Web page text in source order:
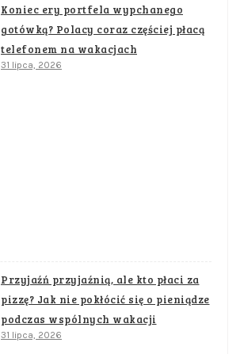
Koniec ery portfela wypchanego
gotówką? Polacy coraz częściej płacą
telefonem na wakacjach
31 lipca, 2026
Przyjaźń przyjaźnią, ale kto płaci za
pizzę? Jak nie pokłócić się o pieniądze
podczas wspólnych wakacji
31 lipca, 2026